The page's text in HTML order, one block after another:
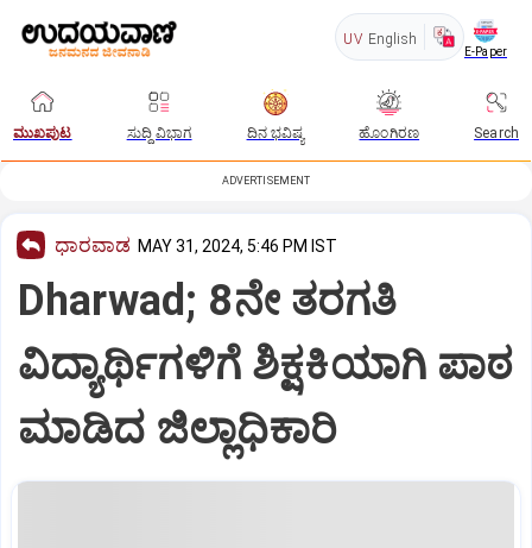
UV English
E-Paper
ಮುಖಪುಟ ಸುದ್ದಿ ವಿಭಾಗ ದಿನ ಭವಿಷ್ಯ ಹೊಂಗಿರಣ Search
ADVERTISEMENT
ಧಾರವಾಡ MAY 31, 2024, 5:46 PM IST
Dharwad; 8ನೇ ತರಗತಿ
ವಿದ್ಯಾರ್ಥಿಗಳಿಗೆ ಶಿಕ್ಷಕಿಯಾಗಿ ಪಾಠ
ಮಾಡಿದ ಜಿಲ್ಲಾಧಿಕಾರಿ